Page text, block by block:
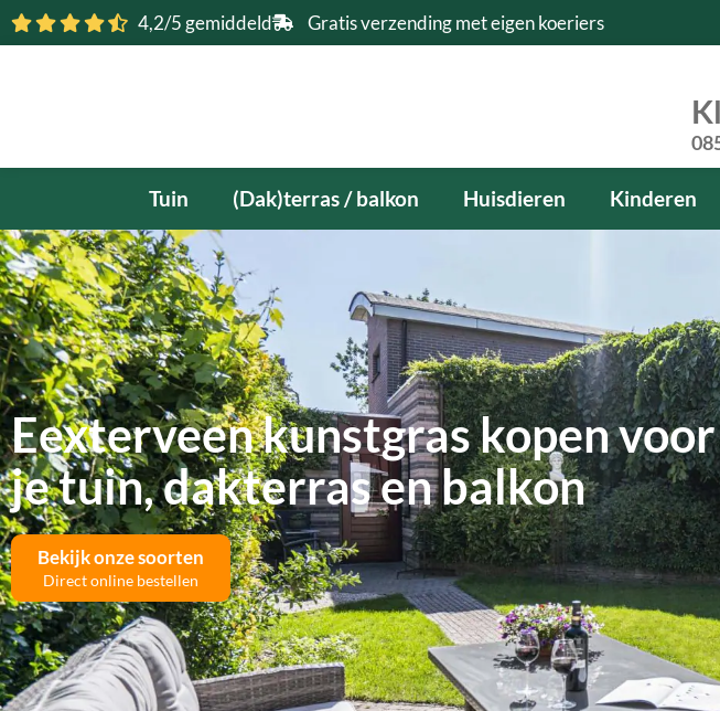
Ga
naar
4,2/5 gemiddeld Gratis verzending met eigen koeriers
Tuin (Dak)terras / balkon Huisdieren Kinderen
Eexterveen kunstgras kopen voor
je tuin, dakterras en balkon
Bekijk onze soorten
Direct online bestellen